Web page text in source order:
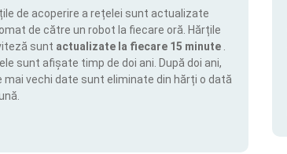
de acoperire a rețelei sunt actualizate
de către un robot la fiecare oră. Hărțile
sunt actualizate la fiecare 15 minute
sunt afișate timp de doi ani. După doi ani,
mai vechi date sunt eliminate din hărți o dată